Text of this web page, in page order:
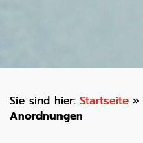
Startseite»
Anordnungen